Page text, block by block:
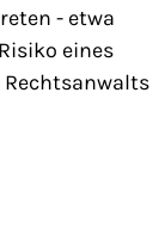
- etwa
eines